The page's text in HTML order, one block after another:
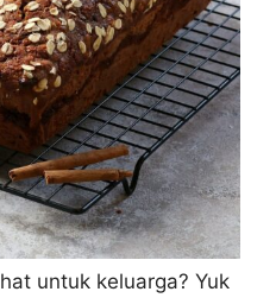
untuk keluarga? Yuk